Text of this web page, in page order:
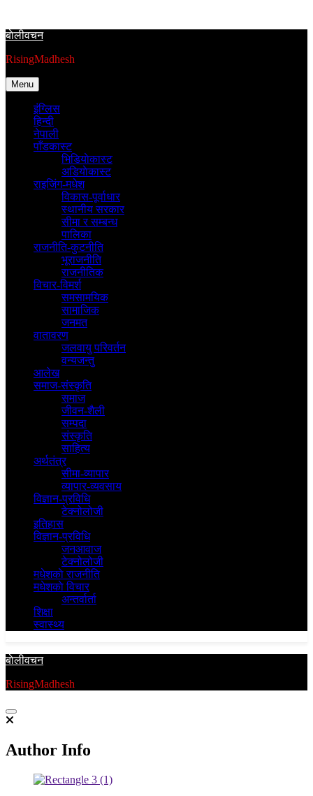
content
बाेलीवचन
RisingMadhesh
Menu
इंग्लिस
हिन्दी
नेपाली
पाँडकास्ट
भिडियाेकास्ट
अडियाेकास्ट
राइजिंग-मधेश
विकास-पूर्वाधार
स्थानीय सरकार
सीमा र सम्बन्ध
पालिका
राजनीति-कुटनीति
भूराजनीति
राजनीतिक
विचार-विमर्श
समसामयिक
सामाजिक
जनमत
वातावरण
जलवायु परिवर्तन
वन्यजन्तु
आलेख
समाज-संस्कृति
समाज
जीवन-शैली
सम्पदा
संस्कृति
साहित्य
अर्थतंत्र
सीमा-व्यापार
व्यापार-व्यवसाय
विज्ञान-प्रविधि
टेक्नोलोजी
इतिहास
विज्ञान-प्रविधि
जनआवाज
टेक्नोलोजी
मधेशकाे राजनीति
मधेशकाे विचार
अन्तर्वार्ता
शिक्षा
स्वास्थ्य
बाेलीवचन
RisingMadhesh
Author Info